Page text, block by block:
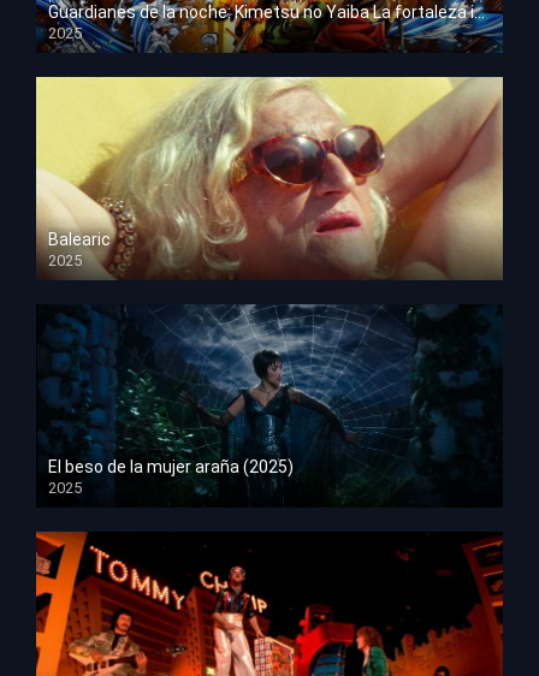
Guardianes de la noche: Kimetsu no Yaiba La fortaleza infinita
2025
HD 1080p
Balearic
2025
HD 1080p
El beso de la mujer araña (2025)
2025
HD 1080p